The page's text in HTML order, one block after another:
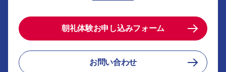
朝礼体験お申し込みフォーム
お問い合わせ